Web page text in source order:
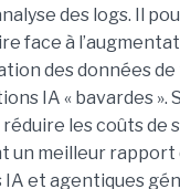
des logs. Il
face à
des données
IA « bavardes ».
les coûts de
un meilleur rapport
IA et agentiques